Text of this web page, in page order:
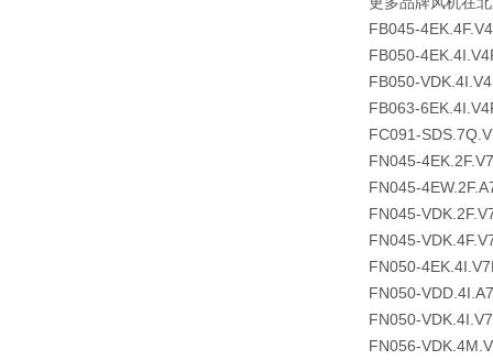
FB045-
FB050-
FB050-
FB063-
FC091-
FN045-
FN045-
FN045-
FN045-
FN050-
FN050-
FN050-
FN056-